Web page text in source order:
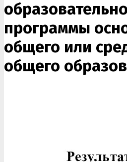
программы
общего или
общего